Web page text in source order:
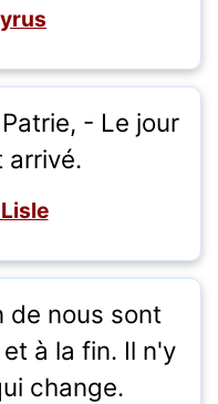
- Le jour
arrivé.
de nous sont
à la fin. Il n'y
change.